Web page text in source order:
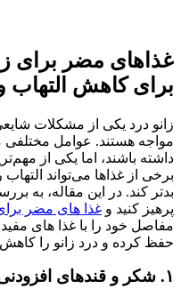
غذاهای مضر برای
برای کاهش التهاب
زانو درد یکی از مشکلات
مواجه هستند. عوامل مختلفی
داشته باشند، اما یکی از
برخی از غذاها می‌تواند التهاب
بدتر کند. در این مقاله، به
پرهیز کنید و غذا های مضر
مفاصل خود را با غذا های
حفظ کرده و درد زانو را کاهش
۱. شکر و قندهای افزودنی